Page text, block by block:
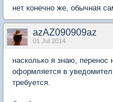
нет конечно же, обычная
azAZ090909az
01 Jul 2014
насколько я знаю,
оформляется в
требуется.